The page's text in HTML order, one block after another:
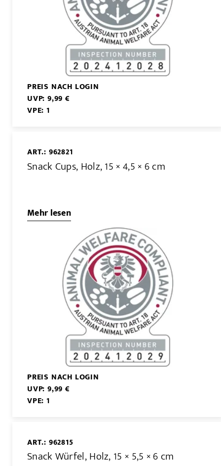
PREIS NACH LOGIN
UVP: 9,99 €
VPE: 1
ART.: 962821
Snack Cups, Holz, 15 × 4,5 × 6 cm
Mehr lesen
PREIS NACH LOGIN
UVP: 9,99 €
VPE: 1
ART.: 962815
Snack Würfel, Holz, 15 × 5,5 × 6 cm